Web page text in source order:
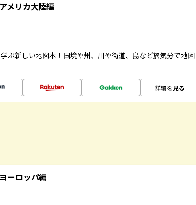
リカ大陸編
ぶ新しい地図本！国境や州、川や街道、島など旅気分で地図
詳細を見る
ーロッパ編